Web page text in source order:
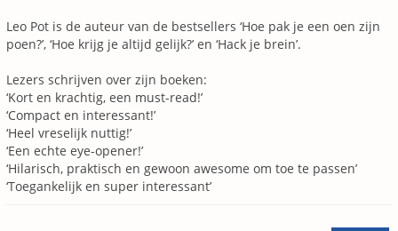
Leo Pot is de auteur van de bestsellers ‘Hoe pak je een oen zijn
poen?’, ‘Hoe krijg je altijd gelijk?’ en ‘Hack je brein’.
Lezers schrijven over zijn boeken:
‘Kort en krachtig, een must-read!’
‘Compact en interessant!’
‘Heel vreselijk nuttig!’
‘Een echte eye-opener!’
‘Hilarisch, praktisch en gewoon awesome om toe te passen’
‘Toegankelijk en super interessant’